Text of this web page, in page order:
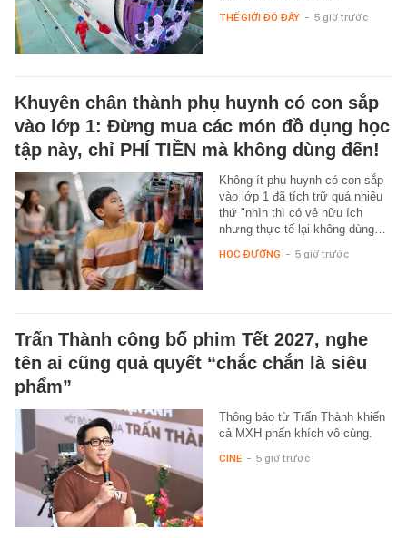
THẾ GIỚI ĐÓ ĐÂY - 5 giờ trước
Khuyên chân thành phụ huynh có con sắp
vào lớp 1: Đừng mua các món đồ dụng học
tập này, chỉ PHÍ TIỀN mà không dùng đến!
Không ít phụ huynh có con sắp
vào lớp 1 đã tích trữ quá nhiều
thứ "nhìn thì có vẻ hữu ích
nhưng thực tế lại không dùng…
HỌC ĐƯỜNG - 5 giờ trước
Trấn Thành công bố phim Tết 2027, nghe
tên ai cũng quả quyết “chắc chắn là siêu
phẩm”
Thông báo từ Trấn Thành khiến
cả MXH phấn khích vô cùng.
CINE - 5 giờ trước